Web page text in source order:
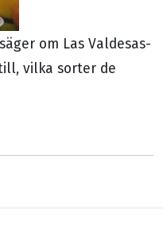
om Las Valdesas-
vilka sorter de